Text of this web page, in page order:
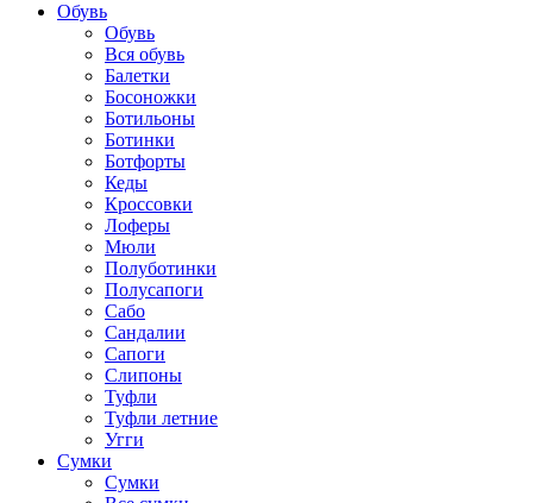
Обувь
Обувь
Вся обувь
Балетки
Босоножки
Ботильоны
Ботинки
Ботфорты
Кеды
Кроссовки
Лоферы
Мюли
Полуботинки
Полусапоги
Сабо
Сандалии
Сапоги
Слипоны
Туфли
Туфли летние
Угги
Сумки
Сумки